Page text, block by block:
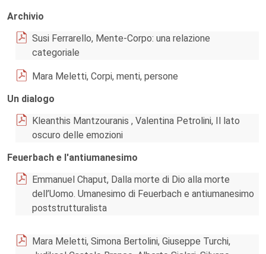
Archivio
Susi Ferrarello, Mente-Corpo: una relazione
categoriale
Mara Meletti, Corpi, menti, persone
Un dialogo
Kleanthis Mantzouranis , Valentina Petrolini, Il lato
oscuro delle emozioni
Feuerbach e l'antiumanesimo
Emmanuel Chaput, Dalla morte di Dio alla morte
dell’Uomo. Umanesimo di Feuerbach e antiumanesimo
poststrutturalista
Mara Meletti, Simona Bertolini, Giuseppe Turchi,